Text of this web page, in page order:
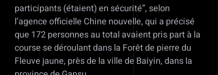
participants (étaient) en sécurité”, selon
l’agence officielle Chine nouvelle, qui a précisé
que 172 personnes au total avaient pris part à la
course se déroulant dans la Forêt de pierre du
Fleuve jaune, près de la ville de Baiyin, dans la